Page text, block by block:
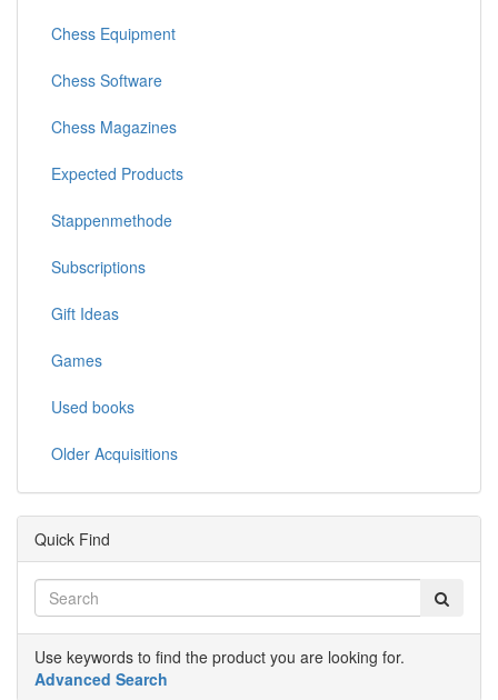
Chess Equipment
Chess Software
Chess Magazines
Expected Products
Stappenmethode
Subscriptions
Gift Ideas
Games
Used books
Older Acquisitions
Quick Find
Use keywords to find the product you are looking for.
Advanced Search